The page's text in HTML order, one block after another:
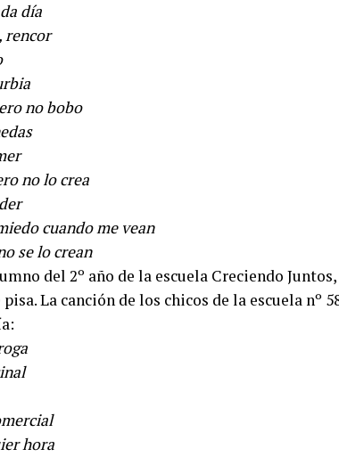
día
rencor
no bobo
no lo crea
cuando me vean
se lo crean
del 2º año de la escuela Creciendo
La canción de los chicos de la escuela nº
hora